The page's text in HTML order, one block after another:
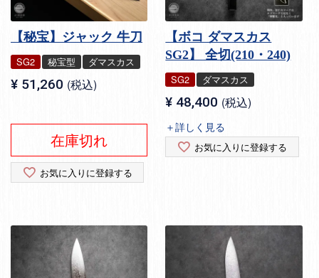
【秘宝】ジャック 牛刀
SG2 秘宝型 ダマスカス
¥ 51,260 税込
在庫切れ
お気に入りに登録する
【ボコ ダマスカス
SG2】 全切(210・240)
SG2 ダマスカス
¥ 48,400 税込
＋詳しく見る
お気に入りに登録する